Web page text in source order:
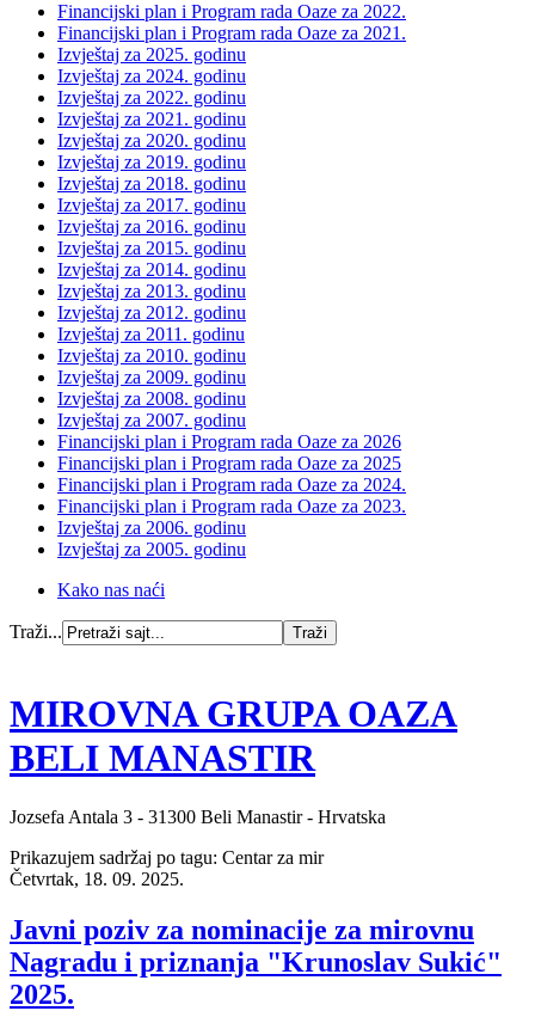
Financijski plan i Program rada Oaze za 2022.
Financijski plan i Program rada Oaze za 2021.
Izvještaj za 2025. godinu
Izvještaj za 2024. godinu
Izvještaj za 2022. godinu
Izvještaj za 2021. godinu
Izvještaj za 2020. godinu
Izvještaj za 2019. godinu
Izvještaj za 2018. godinu
Izvještaj za 2017. godinu
Izvještaj za 2016. godinu
Izvještaj za 2015. godinu
Izvještaj za 2014. godinu
Izvještaj za 2013. godinu
Izvještaj za 2012. godinu
Izvještaj za 2011. godinu
Izvještaj za 2010. godinu
Izvještaj za 2009. godinu
Izvještaj za 2008. godinu
Izvještaj za 2007. godinu
Financijski plan i Program rada Oaze za 2026
Financijski plan i Program rada Oaze za 2025
Financijski plan i Program rada Oaze za 2024.
Financijski plan i Program rada Oaze za 2023.
Izvještaj za 2006. godinu
Izvještaj za 2005. godinu
Kako nas naći
Traži...
MIROVNA GRUPA OAZA
BELI MANASTIR
Jozsefa Antala 3 - 31300 Beli Manastir - Hrvatska
Prikazujem sadržaj po tagu: Centar za mir
Četvrtak, 18. 09. 2025.
Javni poziv za nominacije za mirovnu
Nagradu i priznanja "Krunoslav Sukić"
2025.